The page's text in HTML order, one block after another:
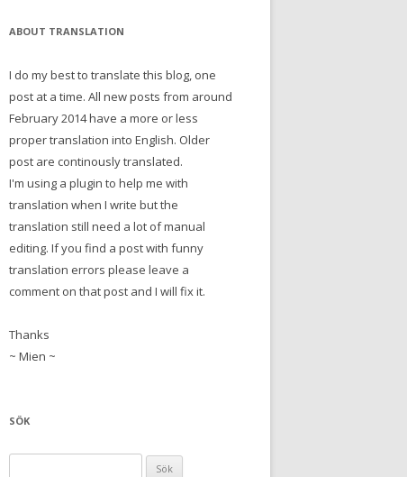
ABOUT TRANSLATION
I do my best to translate this blog, one
post at a time. All new posts from around
February 2014 have a more or less
proper translation into English. Older
post are continously translated.
I'm using a plugin to help me with
translation when I write but the
translation still need a lot of manual
editing. If you find a post with funny
translation errors please leave a
comment on that post and I will fix it.
Thanks
~ Mien ~
SÖK